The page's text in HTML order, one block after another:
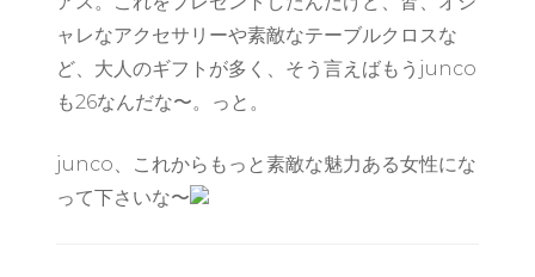
ャレなアクセサリーや素敵なテーブルクロスな
ど、大人のギフトが多く、そう言えばもうjunco
も26なんだな〜。っと。
junco、これからもっと素敵な魅力ある女性にな
って下さいな〜